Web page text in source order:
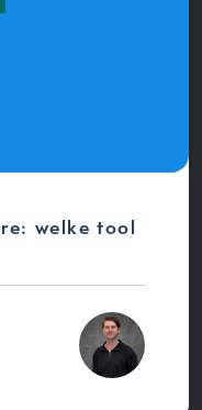
welke tool